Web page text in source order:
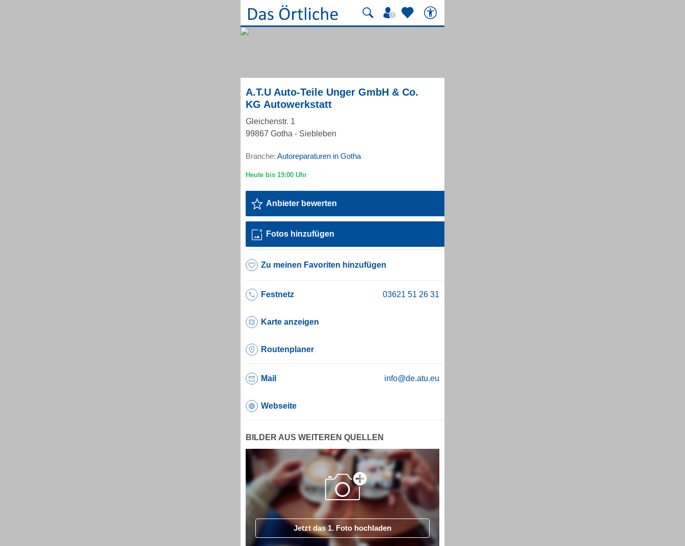
A.T.U Auto-Teile Unger GmbH & Co.
KG Autowerkstatt
Gleichenstr. 1
99867 Gotha - Siebleben
Branche: Autoreparaturen in Gotha
Anbieter bewerten
Fotos hinzufügen
Zu meinen Favoriten hinzufügen
Festnetz
Karte anzeigen
Routenplaner
Mail info@de.atu.eu
Webseite
BILDER AUS WEITEREN QUELLEN
Jetzt das 1. Foto hochladen